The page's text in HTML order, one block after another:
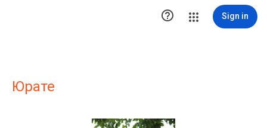
 Sign in
Юрате